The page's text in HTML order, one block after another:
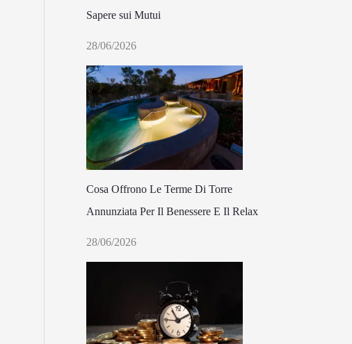
Sapere sui Mutui
28/06/2026
Cosa Offrono Le Terme Di Torre
Annunziata Per Il Benessere E Il Relax
28/06/2026